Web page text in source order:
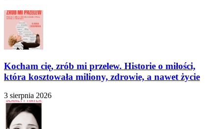
Kocham cię, zrób mi przelew. Historie o miłości,
która kosztowała miliony, zdrowie, a nawet życie
3 sierpnia 2026